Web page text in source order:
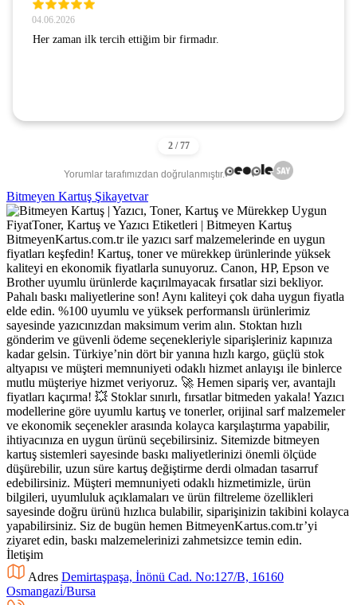
04.06.2026
Her zaman ilk tercih ettiğim bir firmadır.
Yorumlar tarafımızdan doğrulanmıştır.
Bitmeyen Kartuş Şikayetvar
BitmeyenKartus.com.tr ile yazıcı sarf malzemelerinde en uygun
fiyatları keşfedin! Kartuş, toner ve mürekkep ürünlerinde yüksek
kaliteyi en ekonomik fiyatlarla sunuyoruz. Canon, HP, Epson ve
Brother uyumlu ürünlerde kaçırılmayacak fırsatlar sizi bekliyor.
Pahalı baskı maliyetlerine son! Aynı kaliteyi çok daha uygun fiyatla
elde edin. %100 uyumlu ve yüksek performanslı ürünlerimiz
sayesinde yazıcınızdan maksimum verim alın. Stoktan hızlı
gönderim ve güvenli ödeme seçenekleriyle siparişleriniz kapınıza
kadar gelsin. Türkiye’nin dört bir yanına hızlı kargo, güçlü stok
altyapısı ve müşteri memnuniyeti odaklı hizmet anlayışı ile binlerce
mutlu müşteriye hizmet veriyoruz. 🚀 Hemen sipariş ver, avantajlı
fiyatları kaçırma! 💥 Stoklar sınırlı, fırsatlar bitmeden yakala! Yazıcı
modellerine göre uyumlu kartuş ve tonerler, orijinal sarf malzemeler
ve ekonomik seçenekler arasında kolayca karşılaştırma yapabilir,
ihtiyacınıza en uygun ürünü seçebilirsiniz. Sitemizde bitmeyen
kartuş sistemleri sayesinde baskı maliyetlerinizi önemli ölçüde
düşürebilir, uzun süre kartuş değiştirme derdi olmadan tasarruf
edebilirsiniz. Müşteri memnuniyeti odaklı hizmetimizle, ürün
bilgileri, uyumluluk açıklamaları ve ürün filtreleme özellikleri
sayesinde doğru ürünü hızlıca bulabilir, siparişinizin takibini kolayca
yapabilirsiniz. Siz de bugün hemen BitmeyenKartus.com.tr’yi
ziyaret edin, baskı malzemelerinizi zahmetsizce temin edin.
İletişim
Adres Demirtaşpaşa, İnönü Cad. No:127/B, 16160
Osmangazi̇/Bursa